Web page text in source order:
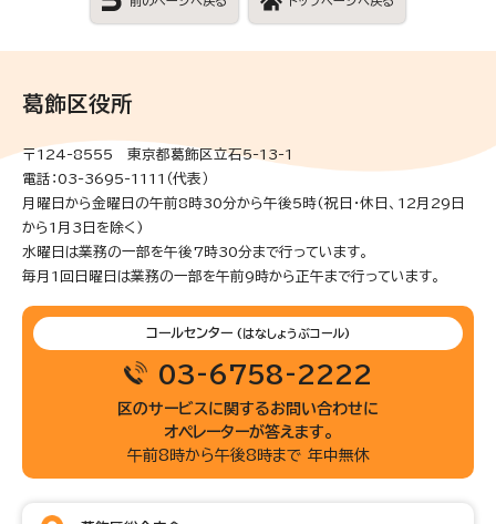
葛飾区役所
〒124-8555 東京都葛飾区立石5-13-1
電話：03-3695-1111（代表）
月曜日から金曜日の午前8時30分から午後5時(祝日・休日、12月29日
から1月3日を除く)
水曜日は業務の一部を午後7時30分まで行っています。
毎月1回日曜日は業務の一部を午前9時から正午まで行っています。
コールセンター (はなしょうぶコール)
03-6758-2222
区のサービスに関するお問い合わせに
オペレーターが答えます。
午前8時から午後8時まで 年中無休